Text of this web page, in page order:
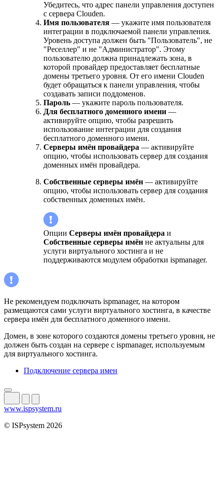
Убедитесь, что адрес панели управления доступен
с сервера Clouden.
Имя пользователя — укажите имя пользователя
интеграции в подключаемой панели управления.
Уровень доступа должен быть "Пользователь", не
"Реселлер" и не "Администратор". Этому
пользователю должна принадлежать зона, в
которой провайдер предоставляет бесплатные
домены третьего уровня. От его имени Clouden
будет обращаться к панели управления, чтобы
создавать записи поддоменов.
Пароль — укажите пароль пользователя.
Для бесплатного доменного имени —
активируйте опцию, чтобы разрешить
использование интеграции для создания
бесплатного доменного имени.
Серверы имён провайдера — активируйте
опцию, чтобы использовать сервер для создания
доменных имён провайдера.
Собственные серверы имён — активируйте
опцию, чтобы использовать сервер для создания
собственных доменных имён.
Опции Серверы имён провайдера и
Собственные серверы имён не актуальны для
услуги виртуального хостинга и не
поддерживаются модулем обработки ispmanager.
Не рекомендуем подключать ispmanager, на котором
размещаются сами услуги виртуального хостинга, в качестве
сервера имён для бесплатного доменного имени.
Домен, в зоне которого создаются домены третьего уровня, не
должен быть создан на сервере с ispmanager, используемым
для виртуального хостинга.
Подключение сервера имен
www.ispsystem.ru
© ISPsystem 2026